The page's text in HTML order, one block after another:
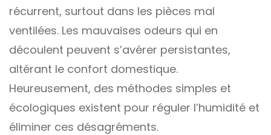
récurrent, surtout dans les pièces mal
ventilées. Les mauvaises odeurs qui en
découlent peuvent s’avérer persistantes,
altérant le confort domestique.
Heureusement, des méthodes simples et
écologiques existent pour réguler l’humidité et
éliminer ces désagréments.